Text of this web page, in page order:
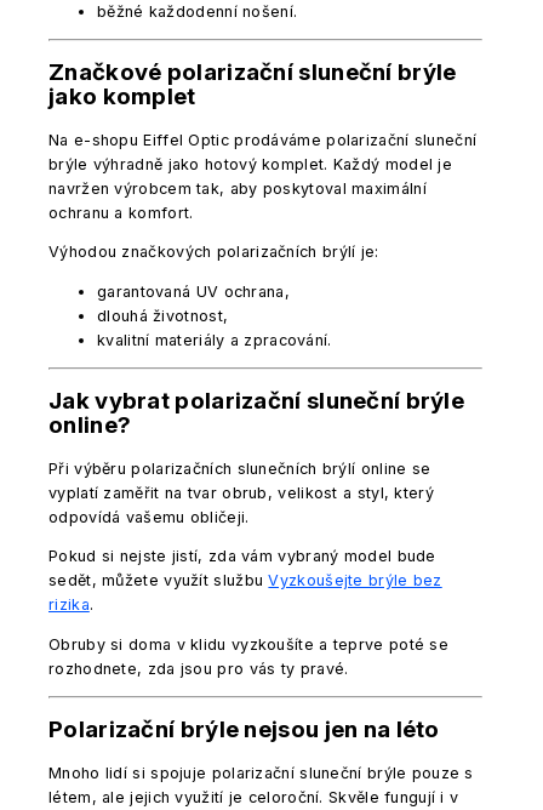
běžné každodenní nošení.
Značkové polarizační sluneční brýle
jako komplet
Na e-shopu Eiffel Optic prodáváme polarizační sluneční
brýle výhradně jako hotový komplet. Každý model je
navržen výrobcem tak, aby poskytoval maximální
ochranu a komfort.
Výhodou značkových polarizačních brýlí je:
garantovaná UV ochrana,
dlouhá životnost,
kvalitní materiály a zpracování.
Jak vybrat polarizační sluneční brýle
online?
Při výběru polarizačních slunečních brýlí online se
vyplatí zaměřit na tvar obrub, velikost a styl, který
odpovídá vašemu obličeji.
Pokud si nejste jistí, zda vám vybraný model bude
sedět, můžete využít službuVyzkoušejte brýle bez
rizika.
Obruby si doma v klidu vyzkoušíte a teprve poté se
rozhodnete, zda jsou pro vás ty pravé.
Polarizační brýle nejsou jen na léto
Mnoho lidí si spojuje polarizační sluneční brýle pouze s
létem, ale jejich využití je celoroční. Skvěle fungují i v